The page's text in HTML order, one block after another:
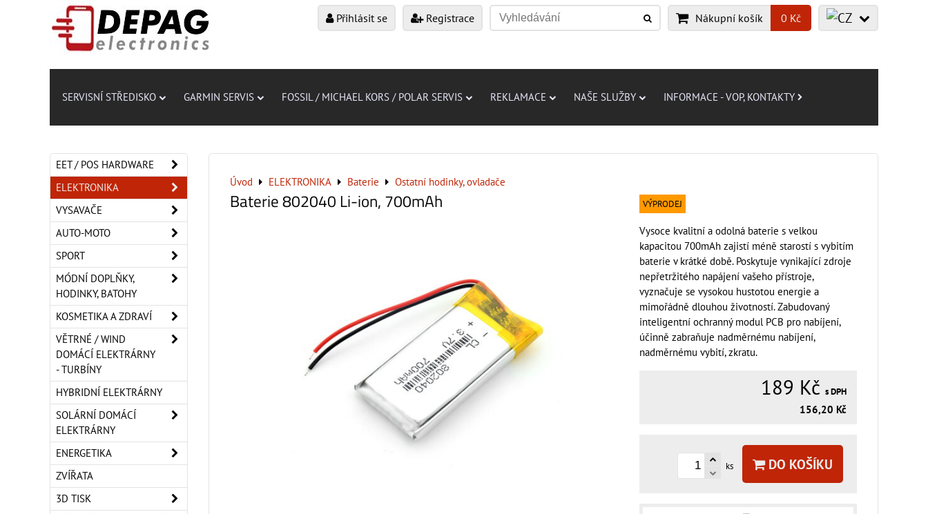
Přihlásit se Registrace Nákupní košík 0 Kč
SERVISNÍ STŘEDISKO GARMIN SERVIS FOSSIL / MICHAEL KORS / POLAR SERVIS REKLAMACE NAŠE SLUŽBY INFORMACE - VOP, KONTAKTY
Úvod ELEKTRONIKA Baterie Ostatní hodinky, ovladače
Baterie 802040 Li-ion, 700mAh VÝPRODEJ
Vysoce kvalitní a odolná baterie s velkou
kapacitou 700mAh zajistí méně starostí s vybitím
baterie v krátké době. Poskytuje vynikající zdroje
nepřetržitého napájení vašeho přístroje,
vyznačuje se vysokou hustotou energie a
mimořádně dlouhou životností. Zabudovaný
inteligentní ochranný modul PCB pro nabíjení,
účinně zabraňuje nadměrnému nabíjení,
nadměrnému vybití, zkratu.
189 Kč s DPH
156,20 Kč
ks DO KOŠÍKU
EET / POS HARDWARE
ELEKTRONIKA
VYSAVAČE
AUTO-MOTO
SPORT
MÓDNÍ DOPLŇKY,
HODINKY, BATOHY
KOSMETIKA A ZDRAVÍ
VĚTRNÉ / WIND
DOMÁCÍ ELEKTRÁRNY
- TURBÍNY
HYBRIDNÍ ELEKTRÁRNY
SOLÁRNÍ DOMÁCÍ
ELEKTRÁRNY
ENERGETIKA
ZVÍŘATA
3D TISK